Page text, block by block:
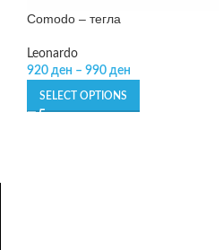
Comodo – тегла
Leonardo
920 ден – 990 ден
SELECT OPTIONS